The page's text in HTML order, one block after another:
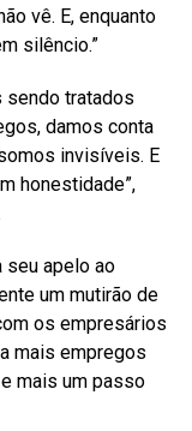
vê. E, enquanto
silêncio.”
sendo tratados
damos conta
invisíveis. E
honestidade”,
seu apelo ao
um mutirão de
os empresários
mais empregos
mais um passo